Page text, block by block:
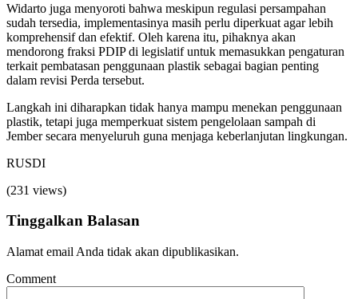
Widarto juga menyoroti bahwa meskipun regulasi persampahan
sudah tersedia, implementasinya masih perlu diperkuat agar lebih
komprehensif dan efektif. Oleh karena itu, pihaknya akan
mendorong fraksi PDIP di legislatif untuk memasukkan pengaturan
terkait pembatasan penggunaan plastik sebagai bagian penting
dalam revisi Perda tersebut.
Langkah ini diharapkan tidak hanya mampu menekan penggunaan
plastik, tetapi juga memperkuat sistem pengelolaan sampah di
Jember secara menyeluruh guna menjaga keberlanjutan lingkungan.
RUSDI
(231 views)
Tinggalkan Balasan
Alamat email Anda tidak akan dipublikasikan.
Comment